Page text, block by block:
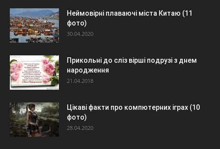
Неймовірні плаваючі міста Китаю (11
фото)
30.04.2020
Прикольні до сліз вірші подрузі з днем
народження
21.04.2018
Цікаві факти про компютерних іграх (10
фото)
28.04.2020